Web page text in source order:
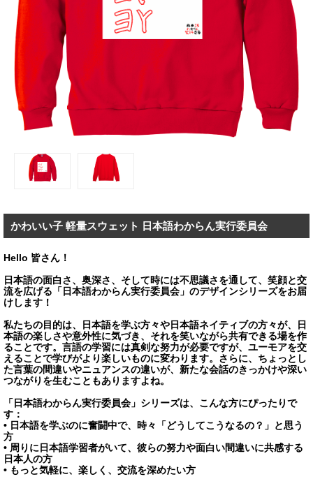
かわいい子 軽量スウェット 日本語わからん実行委員会
Hello 皆さん！
日本語の面白さ、奥深さ、そして時には不思議さを通して、笑顔と交
流を広げる「日本語わからん実行委員会」のデザインシリーズをお届
けします！
私たちの目的は、日本語を学ぶ方々や日本語ネイティブの方々が、日
本語の楽しさや意外性に気づき、それを笑いながら共有できる場を作
ることです。言語の学習には真剣な努力が必要ですが、ユーモアを交
えることで学びがより楽しいものに変わります。さらに、ちょっとし
た言葉の間違いやニュアンスの違いが、新たな会話のきっかけや深い
つながりを生むこともありますよね。
「日本語わからん実行委員会」シリーズは、こんな方にぴったりで
す：
• 日本語を学ぶのに奮闘中で、時々「どうしてこうなるの？」と思う
方
• 周りに日本語学習者がいて、彼らの努力や面白い間違いに共感する
日本人の方
• もっと気軽に、楽しく、交流を深めたい方